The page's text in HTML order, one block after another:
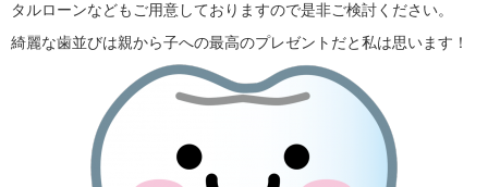
タルローンなどもご用意しておりますので是非ご検討ください。
綺麗な歯並びは親から子への最高のプレゼントだと私は思います！